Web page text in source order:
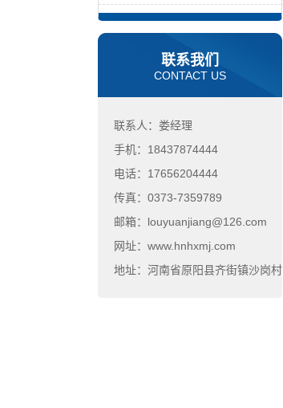
联系我们
CONTACT US
联系人：娄经理
手机：18437874444
电话：17656204444
传真：0373-7359789
邮箱：louyuanjiang@126.com
网址：www.hnhxmj.com
地址：河南省原阳县齐街镇沙岗村